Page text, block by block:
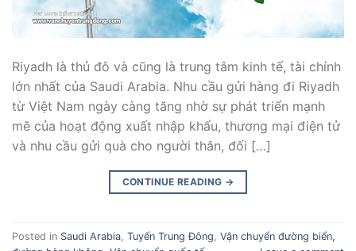
Riyadh là thủ đô và cũng là trung tâm kinh tế, tài chính
lớn nhất của Saudi Arabia. Nhu cầu gửi hàng đi Riyadh
từ Việt Nam ngày càng tăng nhờ sự phát triển mạnh
mẽ của hoạt động xuất nhập khẩu, thương mại điện tử
và nhu cầu gửi quà cho người thân, đối […]
CONTINUE READING →
Posted in Saudi Arabia Tuyến Trung Đông Vận chuyển đường biển,